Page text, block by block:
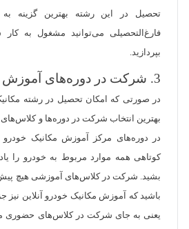
تحصیل در این رشته بهترین گزینه
فارغ‌التحصیلی می‌توانید مشغول به
بپردازید.
3. شرکت در دوره‌های آموزش مکانیک خودرو
در صورتی که امکان تحصیل در رشته
بهترین انتخاب شرکت در دوره‌ها و
در دوره‌های مرکز آموزش مکانیک
کوتاهی همه موارد مربوط به خودرو را
بشید. شرکت در کلاس‌های آموزشی هیچ
باشید که آموزش مکانیک خودرو آنلاین
یعنی به جای شرکت در کلاس‌های حضوری